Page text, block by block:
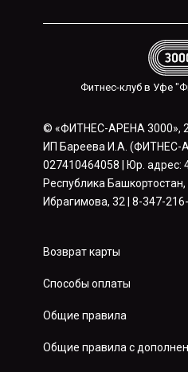
Фитнес-клуб в Уфе
© «ФИТНЕС-АРЕНА 3000»,
ИП Бареева И.А. (ФИТНЕС-
027410464058 | Юр. адрес:
Республика
Ибрагимова, 32 | 8-347-
Возврат карты
Способы оплаты
Общие правила
Общие правила с